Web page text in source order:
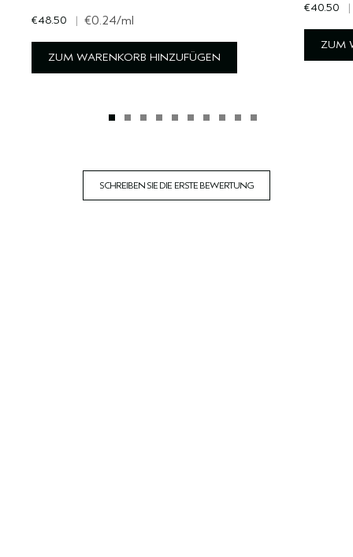
€48.50 | €0.24/ml
ZUM WARENKORB HINZUFÜGEN
€40.50 |
ZUM
SCHREIBEN SIE DIE ERSTE BEWERTUNG